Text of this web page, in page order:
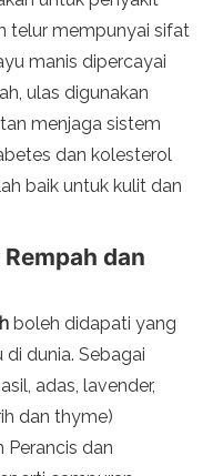
telur mempunyai sifat
manis dipercayai
ulas digunakan
menjaga sistem
dan kolesterol
baik untuk kulit dan
dan
boleh didapati yang
dunia. Sebagai
adas, lavender,
dan thyme)
Perancis dan